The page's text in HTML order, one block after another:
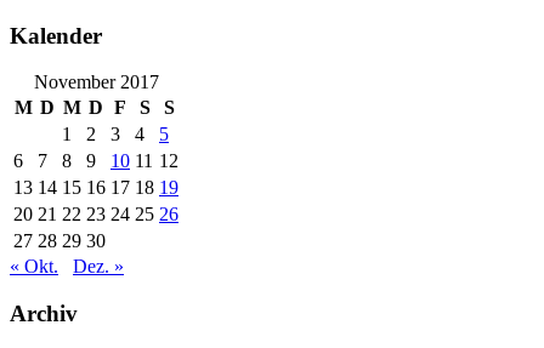
Kalender
November 2017
M D M D F S
S
1
2 3 4
5
6
7 8 9 10 11 12
13 14 15 16 17 18 19
20 21 22 23 24 25 26
27 28 29 30
« Okt.
Dez. »
Archiv